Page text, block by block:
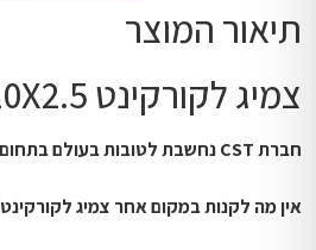
תיאור המוצר
צמיג לקורקינט 10X2.5
חברת CST נחשבת לטובות בעולם בתחום הצמיגים במיוחד לדו גלגלי.
אין מה לקנות במקום אחר צמיג לקורקינט 10 אינץ' רק בצ'יפון תקבלו איכות ושירות במחיר זול!